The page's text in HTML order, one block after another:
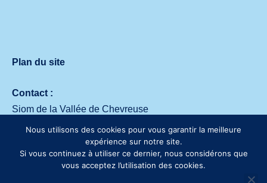
Plan du site
Contact :
Siom de la Vallée de Chevreuse
Avenue des deux Lacs – 91140 Villejust
01 64 53 30 00
Nous utilisons des cookies pour vous garantir la meilleure
expérience sur notre site.
Si vous continuez à utiliser ce dernier, nous considérons que
vous acceptez l’utilisation des cookies.